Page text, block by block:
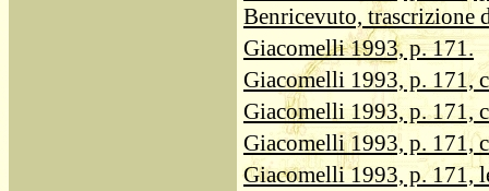
Benricevuto, trascrizione
Giacomelli 1993, p. 171.
Giacomelli 1993, p. 171,
Giacomelli 1993, p. 171,
Giacomelli 1993, p. 171,
Giacomelli 1993, p. 171,